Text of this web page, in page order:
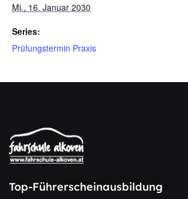
Mi., 16. Januar 2030
Series:
Prüfungstermin Praxis
Top-Führerscheinausbildung